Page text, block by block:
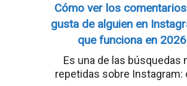
Cómo ver los
gusta de alguien en
que funciona en
Es una de las búsquedas
repetidas sobre Instagram: